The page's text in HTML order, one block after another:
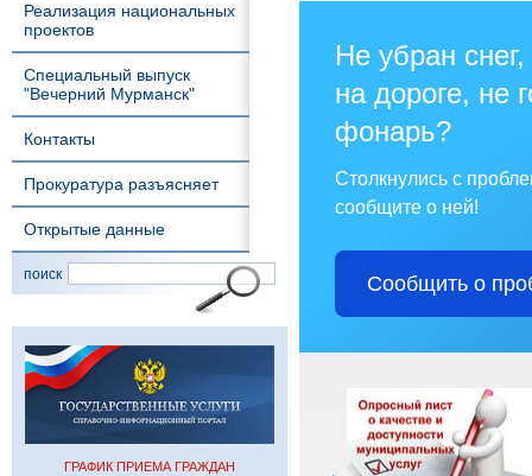
Реализация национальных
проектов
Специальный выпуск
"Вечерний Мурманск"
Контакты
Прокуратура разъясняет
Открытые данные
поиск
ГРАФИК ПРИЕМА ГРАЖДАН
Не убран
на дороге, не
фонарь?
Столкнулись с
сообщите о ней!
Сообщить о